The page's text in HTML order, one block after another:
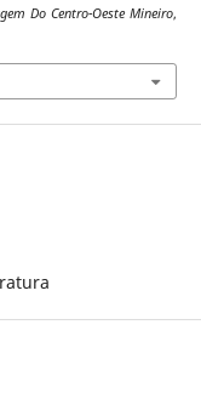
Do Centro-Oeste Mineiro,